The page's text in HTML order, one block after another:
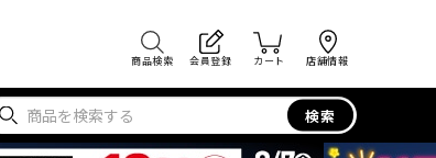
商品検索 会員登録 カート 店舗情報
検索